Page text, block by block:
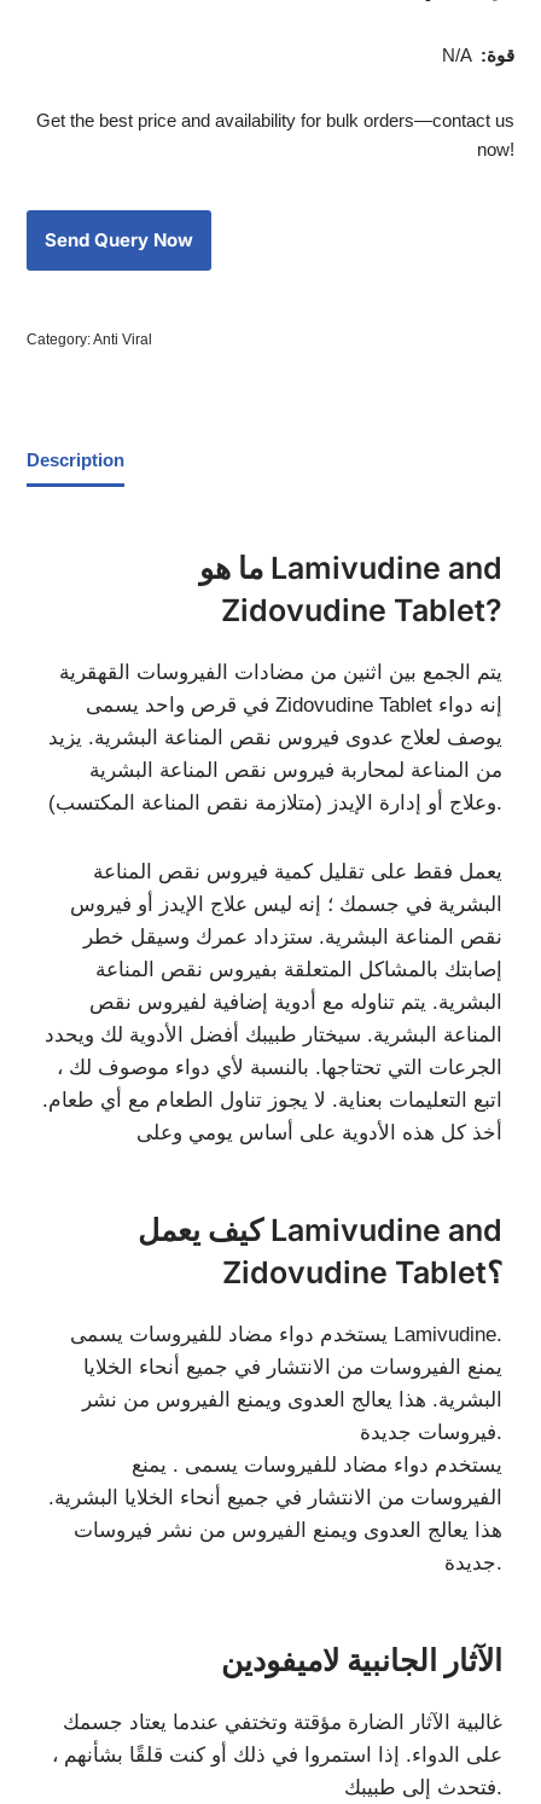
N/A :قوة
Get the best price and availability for bulk orders—contact us
now!
Category:Anti Viral
Description
ما هو Lamivudine and
Zidovudine Tablet?
يتم الجمع بين اثنين من مضادات الفيروسات القهقرية
في قرص واحد يسمى Zidovudine Tablet إنه دواء
يوصف لعلاج عدوى فيروس نقص المناعة البشرية. يزيد
من المناعة لمحاربة فيروس نقص المناعة البشرية
وعلاج أو إدارة الإيدز (متلازمة نقص المناعة المكتسب).
البشرية في جسمك ؛ إنه ليس علاج الإيدز أو فيروس
نقص المناعة البشرية. ستزداد عمرك وسيقل خطر
إصابتك بالمشاكل المتعلقة بفيروس نقص المناعة
البشرية. يتم تناوله مع أدوية إضافية لفيروس نقص
المناعة البشرية. سيختار طبيبك أفضل الأدوية لك ويحدد
الجرعات التي تحتاجها. بالنسبة لأي دواء موصوف لك ،
اتبع التعليمات بعناية. لا يجوز تناول الطعام مع أي طعام.
أخذ كل هذه الأدوية على أساس يومي وعلى
كيف يعمل Lamivudine and
Zidovudine Tablet؟
يستخدم دواء مضاد للفيروسات يسمى Lamivudine.
يمنع الفيروسات من الانتشار في جميع أنحاء الخلايا
البشرية. هذا يعالج العدوى ويمنع الفيروس من نشر
فيروسات جديدة.
يستخدم دواء مضاد للفيروسات يسمى . يمنع
الفيروسات من الانتشار في جميع أنحاء الخلايا البشرية.
هذا يعالج العدوى ويمنع الفيروس من نشر فيروسات
جديدة.
الآثار الجانبية لاميفودين
غالبية الآثار الضارة مؤقتة وتختفي عندما يعتاد جسمك
على الدواء. إذا استمروا في ذلك أو كنت قلقًا بشأنهم ،
فتحدث إلى طبيبك.